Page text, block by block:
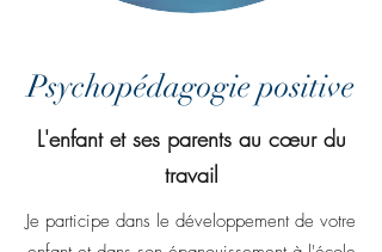
Psychopédagogie positive
L'enfant et ses parents au cœur du
travail
Je participe dans le développement de votre